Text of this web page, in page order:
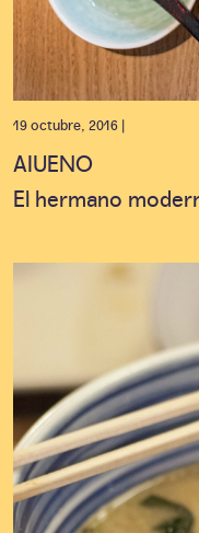
19 octubre, 2016 |
AIUENO
El hermano